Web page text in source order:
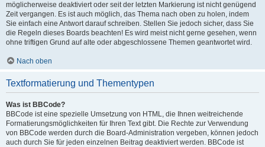
möglicherweise deaktiviert oder seit der letzten Markierung ist nicht genügend
Zeit vergangen. Es ist auch möglich, das Thema nach oben zu holen, indem
Sie einfach eine Antwort darauf schreiben. Stellen Sie jedoch sicher, dass Sie
die Regeln dieses Boards beachten! Es wird meist nicht gerne gesehen, wenn
ohne triftigen Grund auf alte oder abgeschlossene Themen geantwortet wird.
Nach oben
Textformatierung und Thementypen
Was ist BBCode?
BBCode ist eine spezielle Umsetzung von HTML, die Ihnen weitreichende
Formatierungsmöglichkeiten für Ihren Text gibt. Die Rechte zur Verwendung
von BBCode werden durch die Board-Administration vergeben, können jedoch
auch durch Sie für jeden einzelnen Beitrag deaktiviert werden. BBCode ist